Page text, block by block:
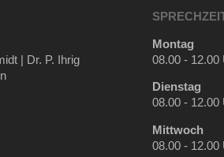
| Dr. P. Ihrig
Montag
08.00 - 12.00
Dienstag
08.00 - 12.00
Mittwoch
08.00 - 12.00